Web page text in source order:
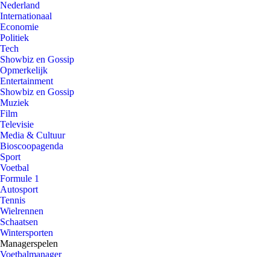
Nederland
Internationaal
Economie
Politiek
Tech
Showbiz en Gossip
Opmerkelijk
Entertainment
Showbiz en Gossip
Muziek
Film
Televisie
Media & Cultuur
Bioscoopagenda
Sport
Voetbal
Formule 1
Autosport
Tennis
Wielrennen
Schaatsen
Wintersporten
Managerspelen
Voetbalmanager